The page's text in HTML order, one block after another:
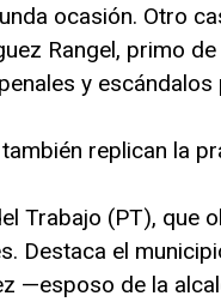
ocasión. Otro
Rangel, primo
y escándalos
también replican la
Trabajo (PT), que
Destaca el
—esposo de la